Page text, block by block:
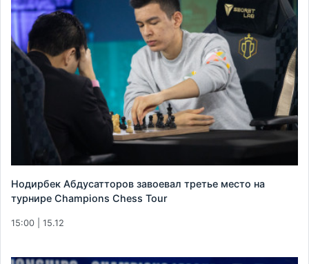
Нодирбек Абдусатторов завоевал третье место на
турнире Champions Chess Tour
15:00 | 15.12